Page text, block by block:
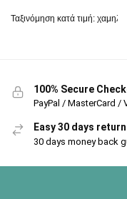
100% Secure
PayPal / MasterCard /
Easy 30 days
30 days money back